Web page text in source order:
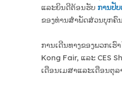
ແລະຍິນດີຕ້ອນຮັບ ການປັບ
ຂອງ​ທ່ານ​ສໍາ​ພັດ​ສ່ວນ​ບຸກ​ຄົ
ການເດີນທາງຂອງພວກເຮົ
Kong Fair, ແລະ CES
ເດືອນເມສາແລະເດືອນຕຸ